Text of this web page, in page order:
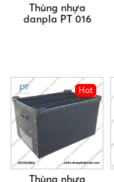
Thùng nhựa
danpla PT 016
Hot
Thùng nhựa